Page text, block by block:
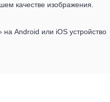
качестве изображения.
Android или iOS устройство